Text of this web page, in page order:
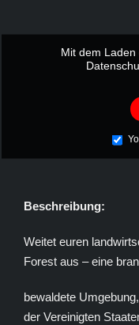
Mit dem
Beschreibung:
Weitet euren
Forest aus – eine
bewaldete
der Vereinigten